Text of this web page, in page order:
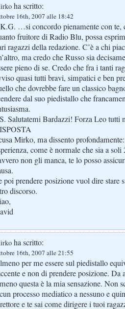
ha scritto:
16th, 2007 alle 18:42
…si concordo pienamente con te,
fruitore di Radio Blu, possa
ragazzi della redazione. C’è a chi
ma credo che Russo sia
pieno di se. Credo che fra i tanti
quasi tutti bravi, simpatici e ben
che dovrebbe fare un classico
dal suo piedistallo che
Salutatemi Bardazzi! Forza Leo tutti
Mirko, ma dissento
come è normale che sia a
non gli manca, te lo posso
poi prendere posizione vuol dire stare
discorso.
ha scritto:
16th, 2007 alle 21:55
per me essere sul piedistallo
e non di prendere posizione. Da
questa è la mia sensazione. Non
processo mediatico a nessuno e
e te sai come dirigere i tuoi